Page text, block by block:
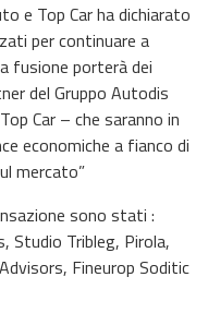
e Top Car ha dichiarato
per continuare a
fusione porterà dei
del Gruppo Autodis
Car – che saranno in
economiche a fianco di
mercato”
sono stati :
Studio Tribleg, Pirola,
Fineurop Soditic